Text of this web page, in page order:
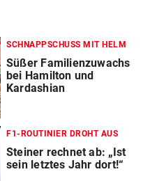
SCHNAPPSCHUSS MIT HELM
Süßer Familienzuwachs
bei Hamilton und
Kardashian
F1-ROUTINIER DROHT AUS
Steiner rechnet ab: „Ist
sein letztes Jahr dort!“